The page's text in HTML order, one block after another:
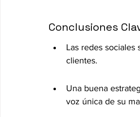
Conclusiones
Las redes sociales
clientes.
Una buena
voz única de su